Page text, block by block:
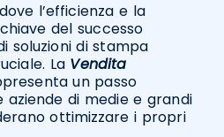
l’efficienza e la
del successo
soluzioni di stampa
La Vendita
un passo
di medie e grandi
ottimizzare i propri